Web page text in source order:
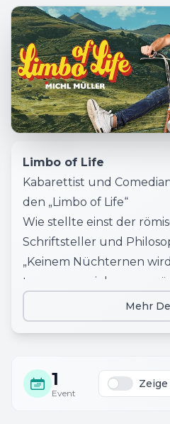
Limbo of Life
Kabarettist und
den „Limbo of Life“
Wie stellte einst der
Schriftsteller und
„Keinem Nüchternen
tanzen, es sei denn, er
2000 Jahre später wird
erstmals widerlegt.
Bühnen-Programm
beweist der mehrfach
Mehr
1
Event